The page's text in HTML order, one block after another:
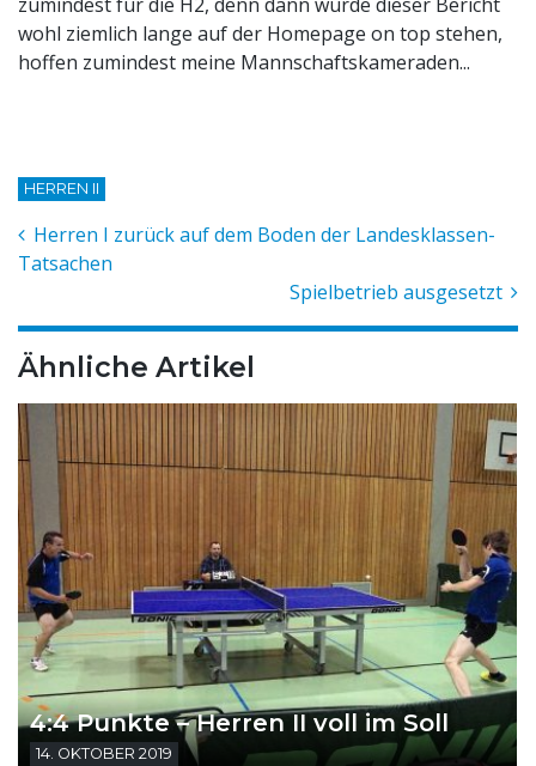
wohl ziemlich lange auf der Homepage on top stehen,
hoffen zumindest meine Mannschaftskameraden...
HERREN II
Herren I zurück auf dem Boden der Landesklassen-
Tatsachen
Spielbetrieb ausgesetzt
Ähnliche Artikel
4:4 Punkte – Herren II voll im Soll
14. OKTOBER 2019